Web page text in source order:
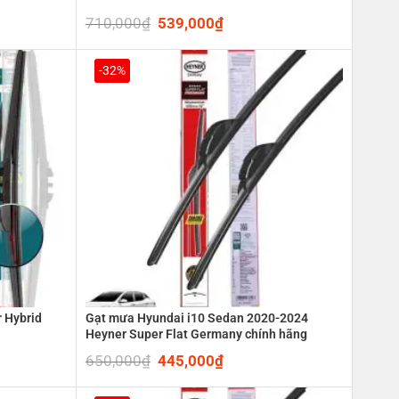
710,000₫ Original
was:
710,000₫.
539,000₫Current
is:
539,000₫.
Hybrid
-32%
Gạt mưa Hyundai i10 Sedan 2020-2024
Heyner Super Flat Germany chính hãng
650,000₫ Original
was:
445,000₫Current
is: